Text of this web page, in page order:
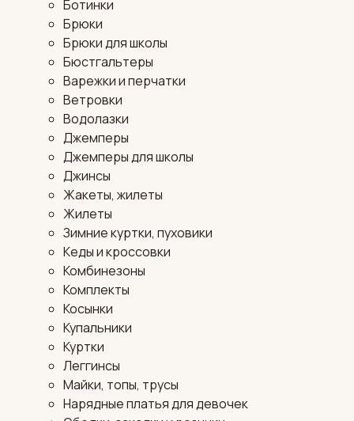
Ботинки
Брюки
Брюки для школы
Бюстгальтеры
Варежки и перчатки
Ветровки
Водолазки
Джемперы
Джемперы для школы
Джинсы
Жакеты, жилеты
Жилеты
Зимние куртки, пуховики
Кеды и кроссовки
Комбинезоны
Комплекты
Косынки
Купальники
Куртки
Леггинсы
Майки, топы, трусы
Нарядные платья для девочек